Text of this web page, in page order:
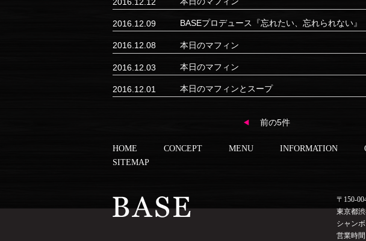
2016.12.09 BASEプロデュース『忘れたい、忘れられない』
2016.12.08 本日のマフィン
2016.12.03 本日のマフィン
2016.12.01 本日のマフィンとスープ
前の5件
HOME CONCEPT MENU INFORMATION
SITEMAP
〒150-
東京都
シャン
営業時間